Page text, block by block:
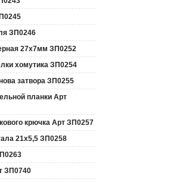
ЗП0246
27х7мм ЗП0252
хомутика ЗП0254
затвора ЗП0255
планки Арт
крючка Арт ЗП0257
21х5,5 ЗП0258
ЗП0740